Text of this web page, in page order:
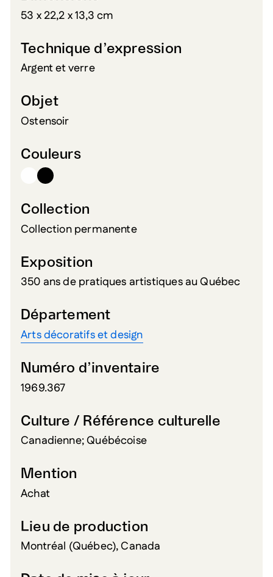
53 x 22,2 x 13,3 cm
Technique d’expression
Argent et verre
Objet
Ostensoir
Couleurs
Collection
Collection permanente
Exposition
350 ans de pratiques artistiques au Québec
Département
Arts décoratifs et design
Numéro d’inventaire
1969.367
Culture / Référence culturelle
Canadienne; Québécoise
Mention
Achat
Lieu de production
Montréal (Québec), Canada